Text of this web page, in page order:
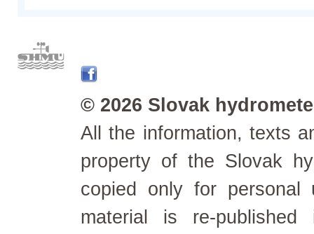
© 2026 Slovak
All the information, texts
property of the Slovak
copied only for personal
material is re-